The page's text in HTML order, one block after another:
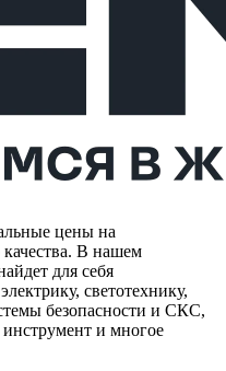
цены на
В нашем
для себя
светотехнику,
безопасности и СКС,
и многое